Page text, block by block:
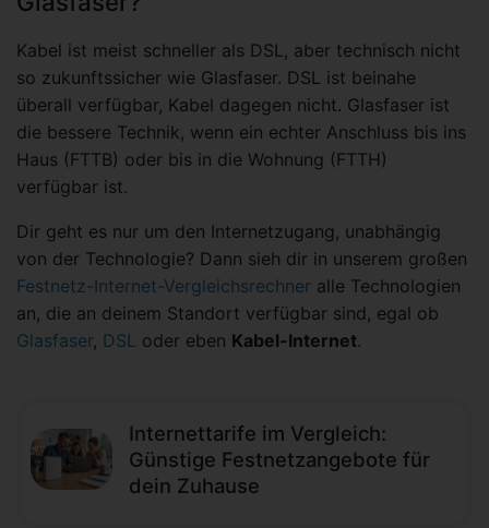
Kabel ist meist schneller als DSL, aber technisch nicht
so zukunftssicher wie Glasfaser. DSL ist beinahe
überall verfügbar, Kabel dagegen nicht. Glasfaser ist
die bessere Technik, wenn ein echter Anschluss bis ins
Haus (FTTB) oder bis in die Wohnung (FTTH)
verfügbar ist.
Dir geht es nur um den Internetzugang, unabhängig
von der Technologie? Dann sieh dir in unserem großen
Festnetz-Internet-Vergleichsrechner alle Technologien
an, die an deinem Standort verfügbar sind, egal ob
Glasfaser, DSL oder eben Kabel-Internet.
Internettarife im Vergleich:
Günstige Festnetzangebote für
dein Zuhause